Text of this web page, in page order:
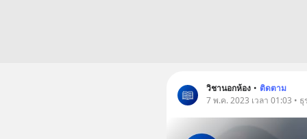
วิชานอกห้อง • ติดตาม
7 พ.ค. 2023 เวลา 01:03 • ธุ